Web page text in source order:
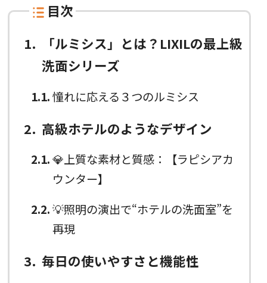
目次
1
「ルミシス」とは？LIXILの最上級
洗面シリーズ
1.1 憧れに応える３つのルミシス
2 高級ホテルのようなデザイン
2.1 💎上質な素材と質感：【ラピシアカ
ウンター】
2.2 💡照明の演出で“ホテルの洗面室”を
再現
3 毎日の使いやすさと機能性